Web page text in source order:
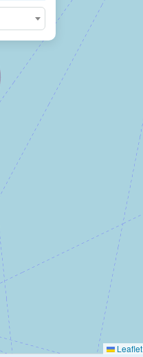
Leaflet